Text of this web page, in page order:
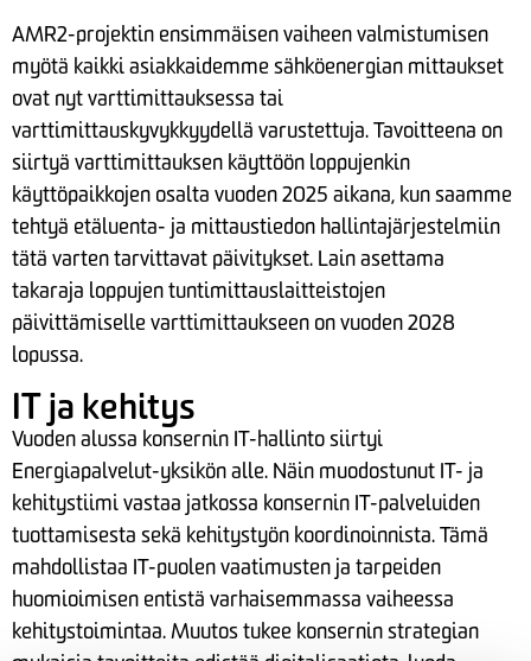
AMR2-projektin ensimmäisen vaiheen valmistumisen
myötä kaikki asiakkaidemme sähköenergian mittaukset
ovat nyt varttimittauksessa tai
varttimittauskyvykkyydellä varustettuja. Tavoitteena on
siirtyä varttimittauksen käyttöön loppujenkin
käyttöpaikkojen osalta vuoden 2025 aikana, kun saamme
tehtyä etäluenta- ja mittaustiedon hallintajärjestelmiin
tätä varten tarvittavat päivitykset. Lain asettama
takaraja loppujen tuntimittauslaitteistojen
päivittämiselle varttimittaukseen on vuoden 2028
lopussa.
IT ja kehitys
Vuoden alussa konsernin IT-hallinto siirtyi
Energiapalvelut-yksikön alle. Näin muodostunut IT- ja
kehitystiimi vastaa jatkossa konsernin IT-palveluiden
tuottamisesta sekä kehitystyön koordinoinnista. Tämä
mahdollistaa IT-puolen vaatimusten ja tarpeiden
huomioimisen entistä varhaisemmassa vaiheessa
kehitystoimintaa. Muutos tukee konsernin strategian